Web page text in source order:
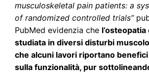
musculoskeletal pain patients: a
of randomized controlled trials”
PubMed evidenzia che
studiata in diversi disturbi
che alcuni lavori riportano
sulla funzionalità, pur